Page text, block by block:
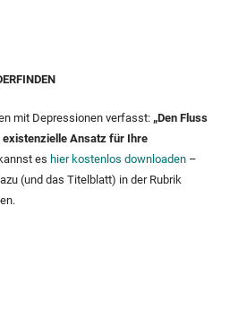
mit Depressionen verfasst: „Den Fluss
Ansatz für Ihre
es hier kostenlos downloaden –
(und das Titelblatt) in der Rubrik